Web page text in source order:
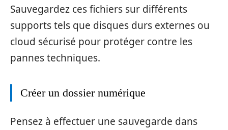
Sauvegardez ces fichiers sur différents
supports tels que disques durs externes ou
cloud sécurisé pour protéger contre les
pannes techniques.
Créer un dossier numérique
Pensez à effectuer une sauvegarde dans